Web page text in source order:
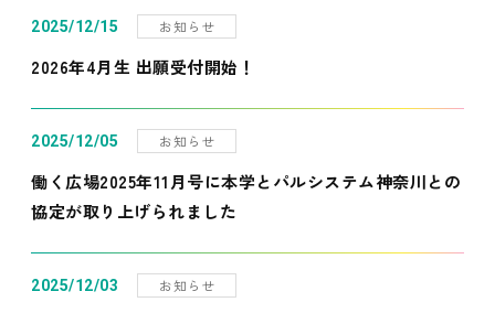
2025/12/15 お知らせ
2026年4月生 出願受付開始！
2025/12/05 お知らせ
働く広場2025年11月号に本学とパルシステム神奈川との
協定が取り上げられました
2025/12/03 お知らせ